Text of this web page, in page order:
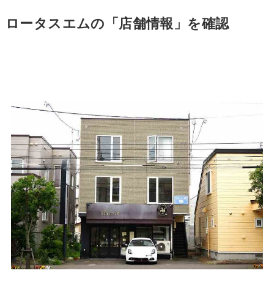
ロータスエムの「店舗情報」を確認